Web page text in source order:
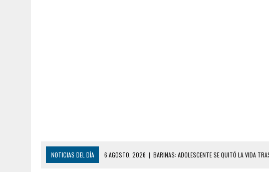
NOTICIAS DEL DÍA 6 AGOSTO, 2026 | BARINAS: ADOLESCENTE SE QUITÓ LA VIDA